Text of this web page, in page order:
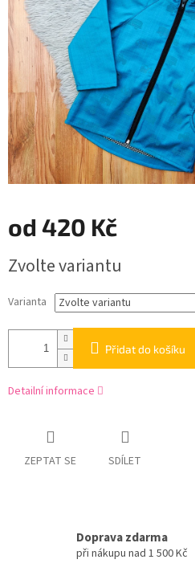
hvězdiček.
od 420 Kč
cena:
Zvolte variantu
Varianta
Přidat do košíku
Detailní informace
ZEPTAT SE SDÍLET
Doprava zdarma
při nákupu nad 1 500 Kč